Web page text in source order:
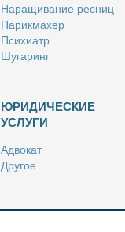
На­ра­щи­ва­ние рес­ниц
Па­рик­махер
Пси­хи­атр
Шу­га­ринг
ЮРИДИЧЕСКИЕ
УСЛУГИ
Адво­кат
Дру­гое
Ри­эл­тор